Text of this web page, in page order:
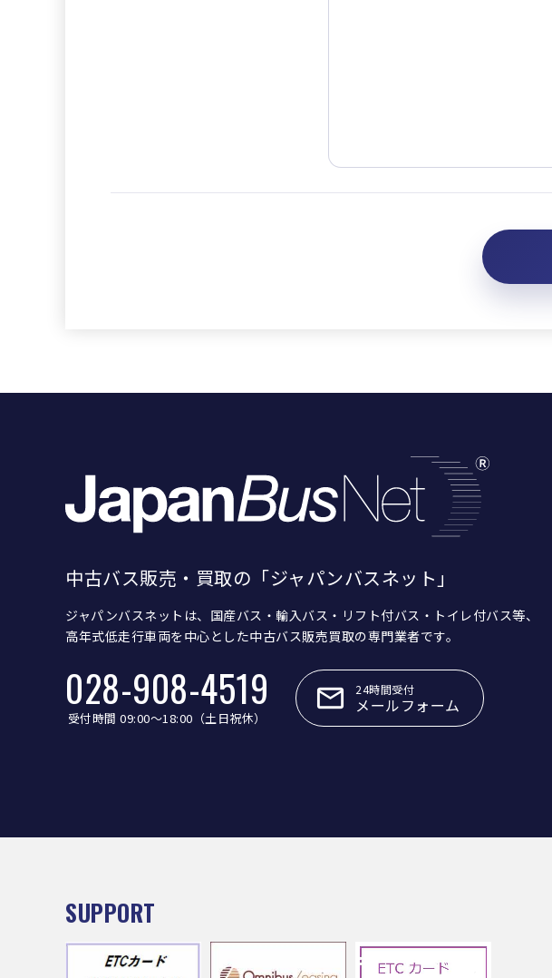
中古バス販売・買取の「ジャパンバスネット」
ジャパンバスネットは、国産バス・輸入バス・リフト付バス・トイレ付バス等、
高年式低走行車両を中心とした中古バス販売買取の専門業者です。
028-908-4519
受付時間 09:00〜18:00（土日祝休）
24時間受付
メールフォーム
SUPPORT